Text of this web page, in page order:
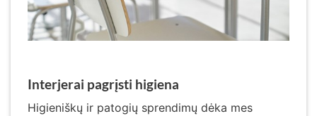
Interjerai pagrįsti higiena
Higieniškų ir patogių sprendimų dėka mes